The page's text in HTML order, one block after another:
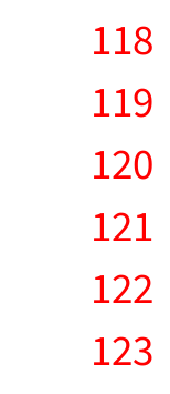
118
119
120
121
122
123